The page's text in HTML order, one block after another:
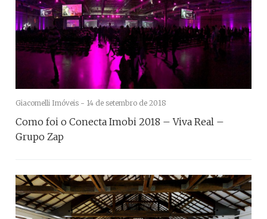
Giacomelli Imóveis - 14 de setembro de 2018
Como foi o Conecta Imobi 2018 – Viva Real –
Grupo Zap